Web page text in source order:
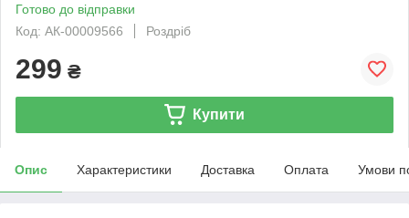
Готово до відправки
Код: АК-00009566
Роздріб
299 ₴
Купити
Опис Характеристики Доставка Оплата Умови